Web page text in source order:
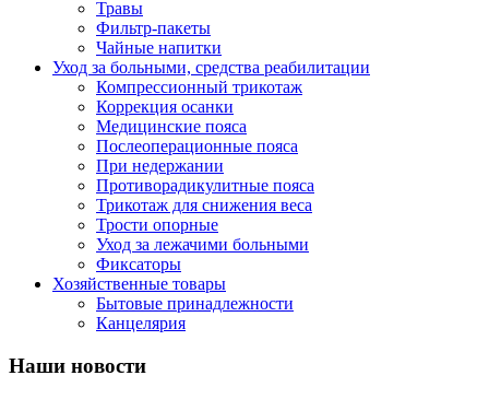
Травы
Фильтр-пакеты
Чайные напитки
Уход за больными, средства реабилитации
Компрессионный трикотаж
Коррекция осанки
Медицинские пояса
Послеоперационные пояса
При недержании
Противорадикулитные пояса
Трикотаж для снижения веса
Трости опорные
Уход за лежачими больными
Фиксаторы
Хозяйственные товары
Бытовые принадлежности
Канцелярия
Наши новости